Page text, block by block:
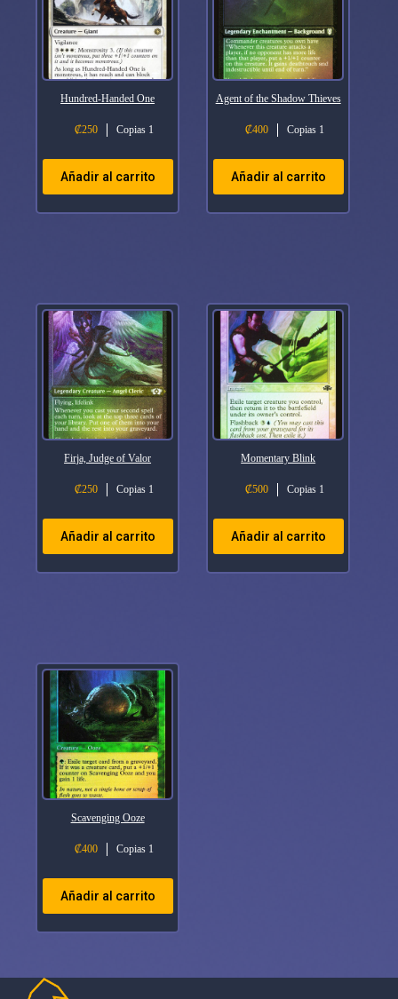
Hundred-Handed One
₡250 Copias 1
Añadir al carrito
Agent of the Shadow Thieves
₡400 Copias 1
Añadir al carrito
Firja, Judge of Valor
₡250 Copias 1
Añadir al carrito
Momentary Blink
₡500 Copias 1
Añadir al carrito
Scavenging Ooze
₡400 Copias 1
Añadir al carrito